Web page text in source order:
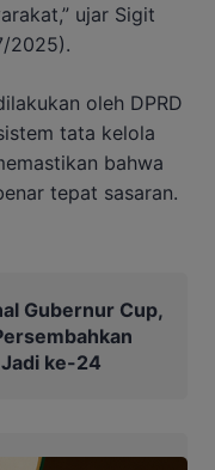
ujar Sigit
2025).
oleh DPRD
tata kelola
bahwa
tepat sasaran.
Gubernur Cup,
ke-24